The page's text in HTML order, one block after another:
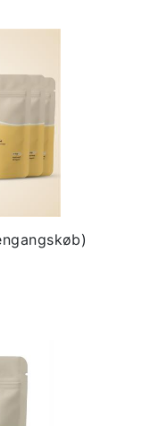
– indefra og